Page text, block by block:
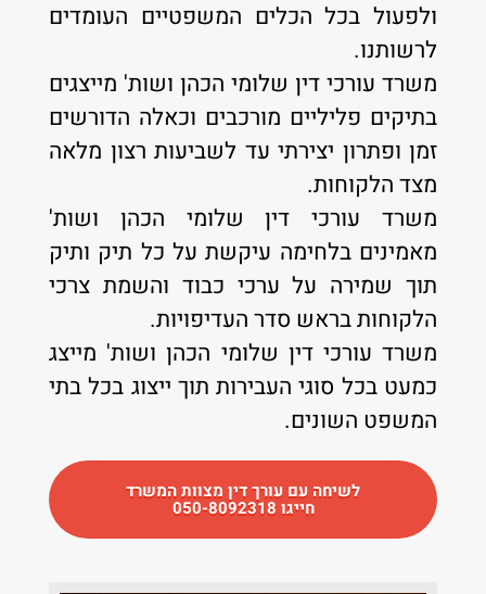
ולפעול בכל הכלים המשפטיים העומדים
לרשותנו.
משרד עורכי דין שלומי הכהן ושות' מייצגים
בתיקים פליליים מורכבים וכאלה הדורשים
זמן ופתרון יצירתי עד לשביעות רצון מלאה
מצד הלקוחות.
משרד עורכי דין שלומי הכהן ושות'
מאמינים בלחימה עיקשת על כל תיק ותיק
תוך שמירה על ערכי כבוד והשמת צרכי
הלקוחות בראש סדר העדיפויות.
משרד עורכי דין שלומי הכהן ושות' מייצג
כמעט בכל סוגי העבירות תוך ייצוג בכל בתי
המשפט השונים.
לשיחה עם עורך דין מצוות המשרד
חייגו 050-8092318